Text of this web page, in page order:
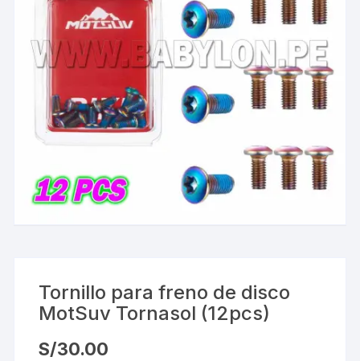
Tornillo para freno de disco
MotSuv Tornasol (12pcs)
S/30.00